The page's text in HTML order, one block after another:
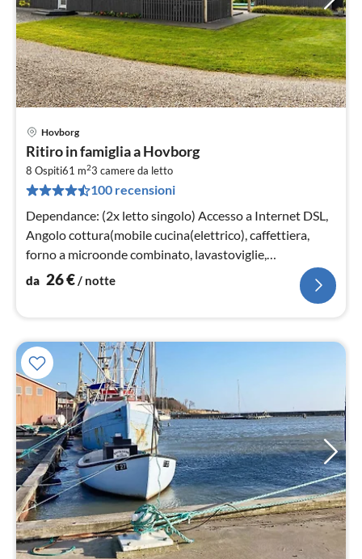
Hovborg
Ritiro in famiglia a Hovborg
8 Ospiti61 m23 camere da letto
100 recensioni
Dependance: (2x letto singolo) Accesso a Internet DSL,
Angolo cottura(mobile cucina(elettrico), caffettiera,
forno a microonde combinato, lavastoviglie,
frigorifero(+ congelatore)
da 26€/ notte